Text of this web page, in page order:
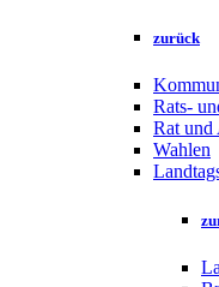
zurück
Rats-
Rat und
Wahlen